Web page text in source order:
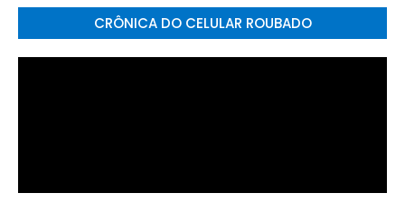
CRÔNICA DO CELULAR ROUBADO